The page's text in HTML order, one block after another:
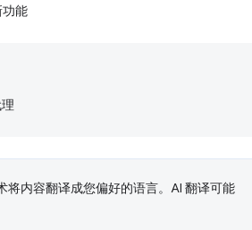
能
将内容翻译成您偏好的语言。AI 翻译可能